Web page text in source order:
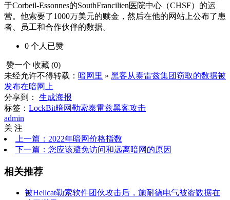
于Corbeil-Essonnes的SouthFrancilien医院中心（CHSF）的运
营。他索要了1000万美元的赎金，然后在他的网站上公布了患
者、员工和合作伙伴的数据。
0 个人 已赞
赞一个 收藏 (0)
未经允许不得转载： 暗网里 » 黑客从泰雷兹集团窃取的数据被
发布在暗网上
分享到：
生成海报
标签： LockBit暗网勒索泰雷兹黑客攻击
admin
关 注
上一篇：2022年暗网价格指数
下一篇：您应该避免访问和远离暗网的原因
相关推荐
被Hellcat勒索软件团伙攻击后，施耐德电气被盗数据在